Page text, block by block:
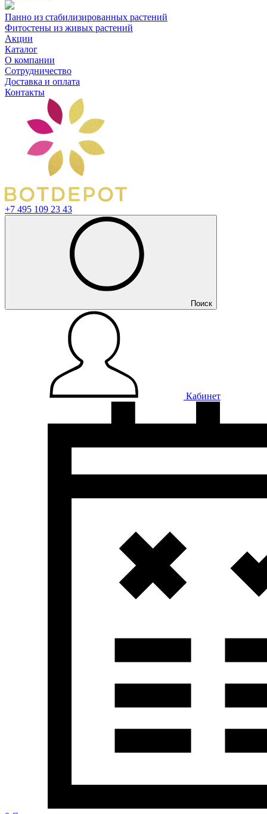
Панно из стабилизированных растений
Фитостены из живых растений
Акции
Каталог
О компании
Сотрудничество
Доставка и оплата
Контакты
+7 495 109 23 43
Поиск
Кабинет